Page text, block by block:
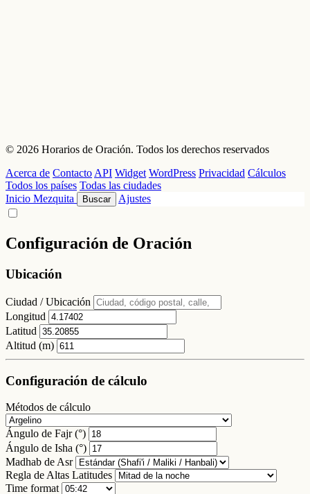
© 2026 Horarios de Oración. Todos los derechos reservados
Acerca de Contacto API Widget WordPress Privacidad Cálculos
Todos los países Todas las ciudades
Inicio Mezquita Buscar Ajustes
Configuración de Oración
Ubicación
Ciudad / Ubicación
Longitud
Latitud
Altitud (m)
Configuración de cálculo
Métodos de cálculo
Ángulo de Fajr (°)
Ángulo de Isha (°)
Madhab de Asr
Regla de Altas Latitudes
Time format